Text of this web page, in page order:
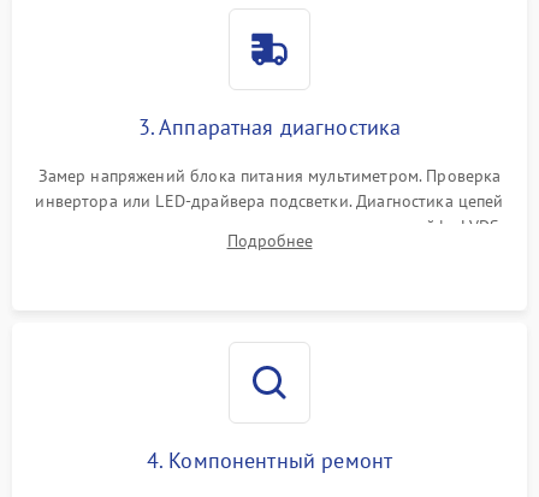
3. Аппаратная диагностика
Замер напряжений блока питания мультиметром. Проверка
инвертора или LED-драйвера подсветки. Диагностика цепей
питания скалера и тестирование сигналов на шлейфе LVDS
Подробнее
4. Компонентный ремонт